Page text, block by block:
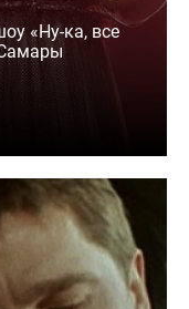
«Ну-ка, все